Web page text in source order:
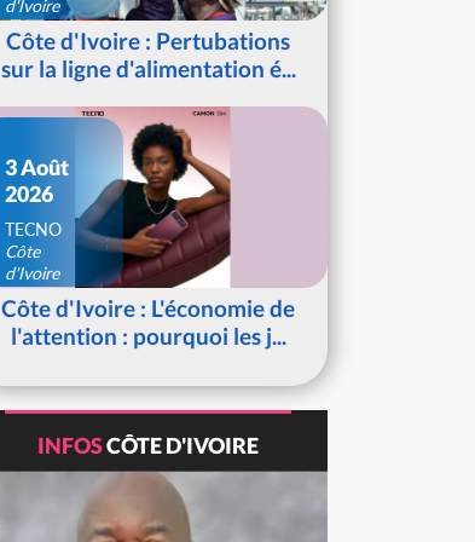
d'Ivoire
Côte d'Ivoire : Pertubations
sur la ligne d'alimentation é...
3 Août
2026
TECNO
Côte
d'Ivoire
Côte d'Ivoire : L'économie de
l'attention : pourquoi les j...
INFOSCÔTE D'IVOIRE